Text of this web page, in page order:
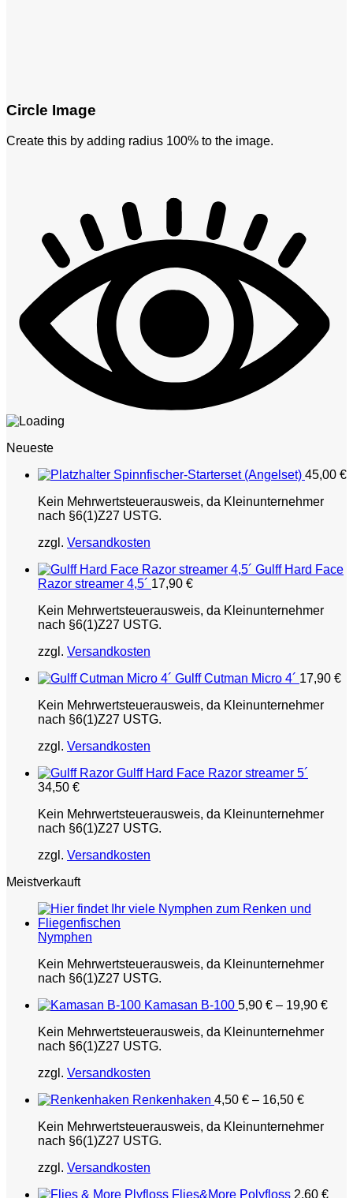
Circle Image
Create this by adding radius 100% to the image.
Neueste
Spinnfischer-Starterset (Angelset) 45,00 €
Kein Mehrwertsteuerausweis, da Kleinunternehmer
nach §6(1)Z27 USTG.
zzgl. Versandkosten
Gulff Hard Face
Razor streamer 4,5´ 17,90 €
Kein Mehrwertsteuerausweis, da Kleinunternehmer
nach §6(1)Z27 USTG.
zzgl. Versandkosten
Gulff Cutman Micro 4´ 17,90 €
Kein Mehrwertsteuerausweis, da Kleinunternehmer
nach §6(1)Z27 USTG.
zzgl. Versandkosten
Gulff Hard Face Razor streamer 5´
34,50 €
Kein Mehrwertsteuerausweis, da Kleinunternehmer
nach §6(1)Z27 USTG.
zzgl. Versandkosten
Meistverkauft
Nymphen
Kein Mehrwertsteuerausweis, da Kleinunternehmer
nach §6(1)Z27 USTG.
Kamasan B-100 5,90 € – 19,90 €
Kein Mehrwertsteuerausweis, da Kleinunternehmer
nach §6(1)Z27 USTG.
zzgl. Versandkosten
Renkenhaken 4,50 € – 16,50 €
Kein Mehrwertsteuerausweis, da Kleinunternehmer
nach §6(1)Z27 USTG.
zzgl. Versandkosten
Flies&More Polyfloss 2,60 €